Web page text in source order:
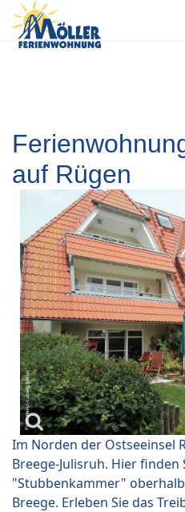
auf Rügen
Im Norden der Ostseeinsel
Breege-Julisruh. Hier
"Stubbenkammer"
Breege. Erleben Sie das